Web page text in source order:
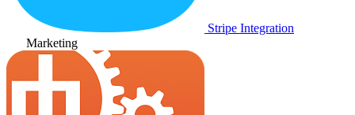
Stripe Integration
Marketing